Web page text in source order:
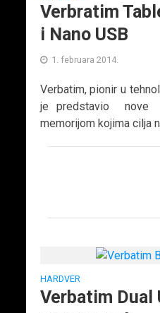
Verbratim
i Nano USB
1. februara 2014.
Verbatim, pionir u
je predstavio
memorijom kojima cilja
HARDVER
Verbatim Dual